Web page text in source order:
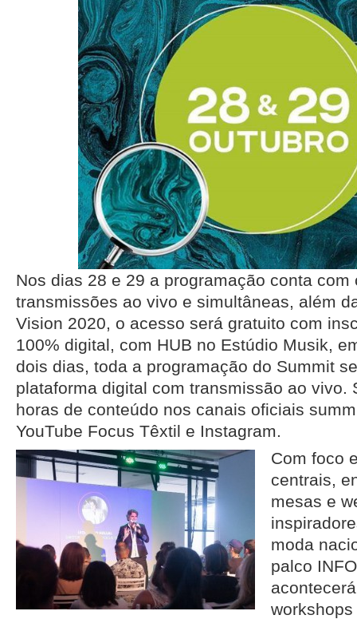
Nos dias 28 e 29 a programação conta com
transmissões ao vivo e simultâneas, além
Vision 2020, o acesso será gratuito com
100% digital, com HUB no Estúdio Musik,
dois dias, toda a programação do Summit
plataforma digital com transmissão ao vivo.
horas de conteúdo nos canais oficiais
YouTube Focus Têxtil e Instagram.
Com foco
centrais,
mesas e
moda
palco